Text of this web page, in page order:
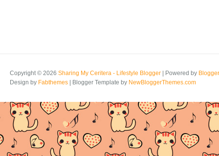
Copyright © 2026 Sharing My Ceritera - Lifestyle Blogger | Powered by Blogger
Design by Fabthemes | Blogger Template by NewBloggerThemes.com